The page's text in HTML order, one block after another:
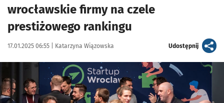
wrocławskie firmy na czele
prestiżowego rankingu
Data publikacji:
17.01.2025 06:55 | Autor:
Katarzyna Wiązowska Udostępnijartykuł
Kliknij, aby powiększyć